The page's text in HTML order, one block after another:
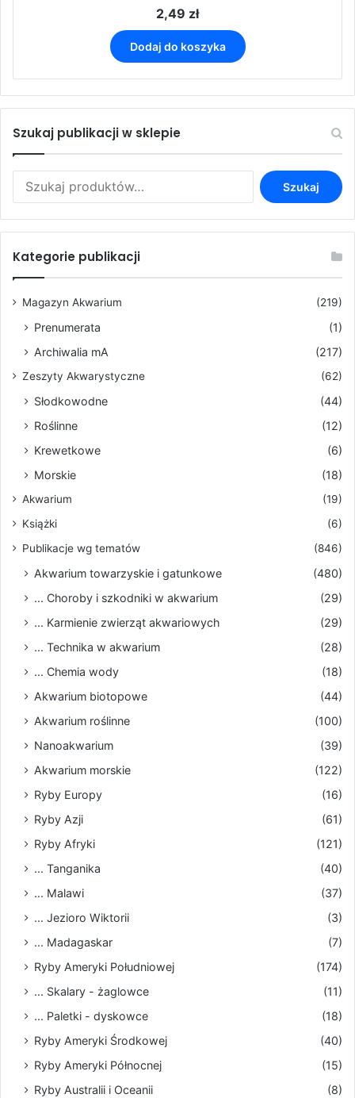
2,49 zł
Dodaj do koszyka
Szukaj publikacji w sklepie
Szukaj
Kategorie publikacji
Magazyn Akwarium (219)
Prenumerata
(1)
Archiwalia mA
(217)
Zeszyty Akwarystyczne (62)
Słodkowodne
(44)
Roślinne
(12)
Krewetkowe
(6)
Morskie
(18)
Akwarium
(19)
Książki
(6)
Publikacje wg tematów
(846)
Akwarium towarzyskie i gatunkowe
(480)
... Choroby i szkodniki w akwarium
(29)
... Karmienie zwierząt akwariowych
(29)
... Technika w akwarium
(28)
... Chemia wody
(18)
Akwarium biotopowe
(44)
Akwarium roślinne
(100)
Nanoakwarium
(39)
Akwarium morskie
(122)
Ryby Europy
(16)
Ryby Azji
(61)
Ryby Afryki
(121)
... Tanganika
(40)
... Malawi
(37)
... Jezioro Wiktorii
(3)
... Madagaskar
(7)
Ryby Ameryki Południowej
(174)
... Skalary - żaglowce
(11)
... Paletki - dyskowce
(18)
Ryby Ameryki Środkowej
(40)
Ryby Ameryki Północnej
(15)
Ryby Australii i Oceanii
(8)